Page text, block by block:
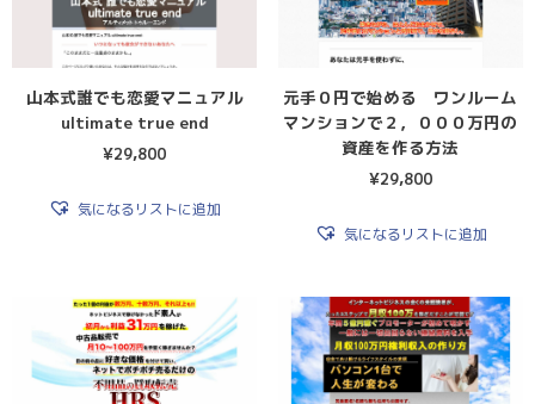
山本式誰でも恋愛マニュアル
ultimate true end
¥29,800
気になるリストに追加
元手０円で始める ワンルーム
マンションで２，０００万円の
資産を作る方法
¥29,800
気になるリストに追加